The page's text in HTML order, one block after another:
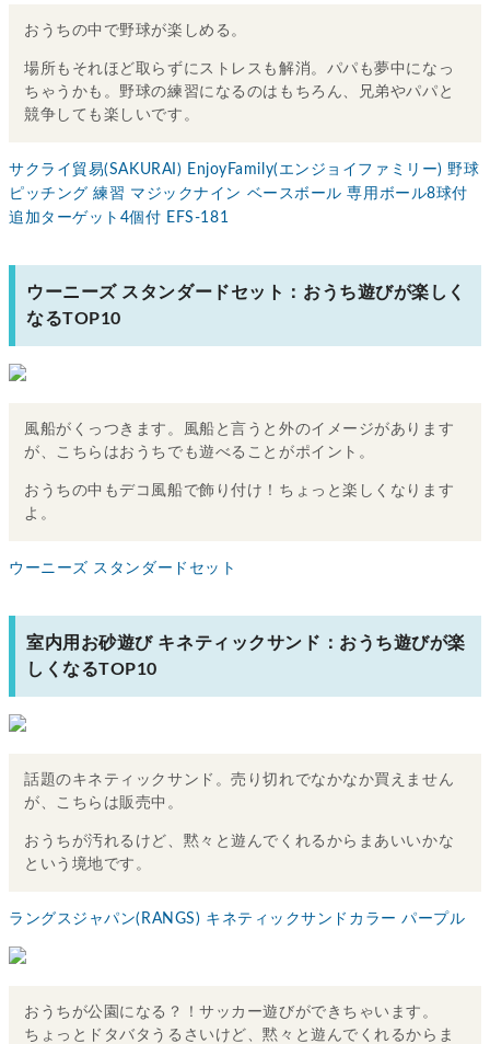
おうちの中で野球が楽しめる。
場所もそれほど取らずにストレスも解消。パパも夢中になっ
ちゃうかも。野球の練習になるのはもちろん、兄弟やパパと
競争しても楽しいです。
サクライ貿易(SAKURAI) EnjoyFamily(エンジョイファミリー) 野球
ピッチング 練習 マジックナイン ベースボール 専用ボール8球付
追加ターゲット4個付 EFS-181
ウーニーズ スタンダードセット：おうち遊びが楽しく
なるTOP10
風船がくっつきます。風船と言うと外のイメージがあります
が、こちらはおうちでも遊べることがポイント。
おうちの中もデコ風船で飾り付け！ちょっと楽しくなります
よ。
ウーニーズ スタンダードセット
室内用お砂遊び キネティックサンド：おうち遊びが楽
しくなるTOP10
話題のキネティックサンド。売り切れでなかなか買えません
が、こちらは販売中。
おうちが汚れるけど、黙々と遊んでくれるからまあいいかな
という境地です。
ラングスジャパン(RANGS) キネティックサンドカラー パープル
おうちが公園になる？！サッカー遊びができちゃいます。
ちょっとドタバタうるさいけど、黙々と遊んでくれるからま